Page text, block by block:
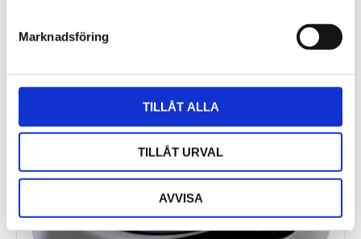
Marknadsföring
TILLÅT ALLA
TILLÅT URVAL
AVVISA